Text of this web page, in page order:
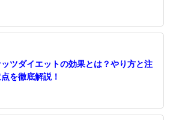
ツダイエットの効果とは？やり方と注
を徹底解説！